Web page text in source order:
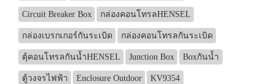
Circuit Breaker Box กล่องคอนโทรลHENSEL
กล่องเบรกเกอร์กันระเบิด กล่องคอนโทรลกันระเบิด
ตุ้คอนโทรลกันน้ำHENSEL Junction Box Boxกันน้ำ
ตู้วงจรไฟฟ้า Enclosure Outdoor KV9354